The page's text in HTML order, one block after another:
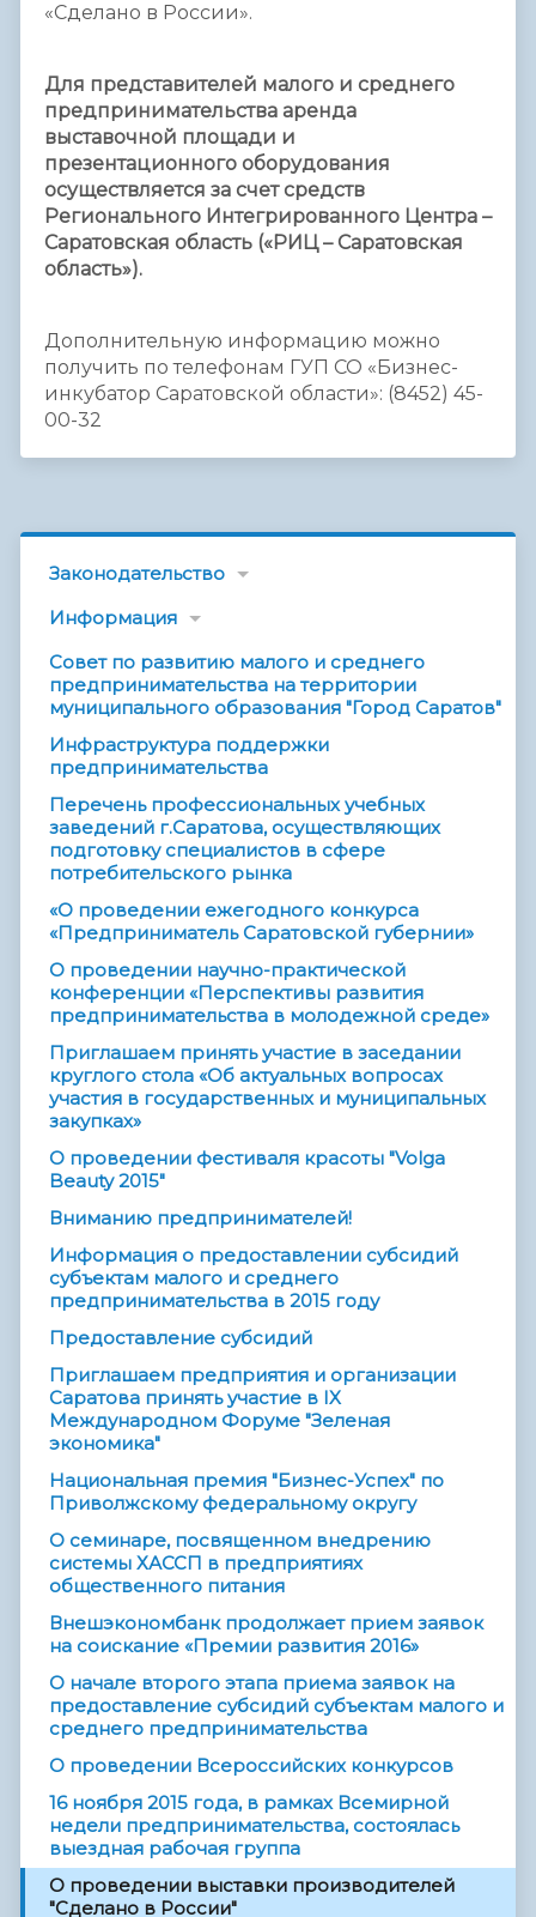
«Сделано в России».
Для представителей малого и среднего
предпринимательства аренда
выставочной площади и
презентационного оборудования
осуществляется за счет средств
Регионального Интегрированного Центра –
Саратовская область («РИЦ – Саратовская
область»).
Дополнительную информацию можно
получить по телефонам ГУП СО «Бизнес-
инкубатор Саратовской области»: (8452) 45-
00-32
Законодательство
Информация
Совет по развитию малого и среднего
предпринимательства на территории
муниципального образования "Город Саратов"
Инфраструктура поддержки
предпринимательства
Перечень профессиональных учебных
заведений г.Саратова, осуществляющих
подготовку специалистов в сфере
потребительского рынка
«О проведении ежегодного конкурса
«Предприниматель Саратовской губернии»
О проведении научно-практической
конференции «Перспективы развития
предпринимательства в молодежной среде»
Приглашаем принять участие в заседании
круглого стола «Об актуальных вопросах
участия в государственных и муниципальных
закупках»
О проведении фестиваля красоты "Volga
Beauty 2015"
Вниманию предпринимателей!
Информация о предоставлении субсидий
субъектам малого и среднего
предпринимательства в 2015 году
Предоставление субсидий
Приглашаем предприятия и организации
Саратова принять участие в IX
Международном Форуме "Зеленая
экономика"
Национальная премия "Бизнес-Успех" по
Приволжскому федеральному округу
О семинаре, посвященном внедрению
системы ХАССП в предприятиях
общественного питания
Внешэкономбанк продолжает прием заявок
на соискание «Премии развития 2016»
О начале второго этапа приема заявок на
предоставление субсидий субъектам малого и
среднего предпринимательства
О проведении Всероссийских конкурсов
16 ноября 2015 года, в рамках Всемирной
недели предпринимательства, состоялась
выездная рабочая группа
О проведении выставки производителей
"Сделано в России"